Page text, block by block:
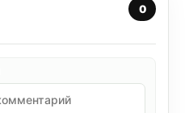
0